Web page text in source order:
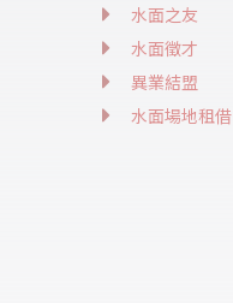
水面之友
水面徵才
異業結盟
水面場地租借